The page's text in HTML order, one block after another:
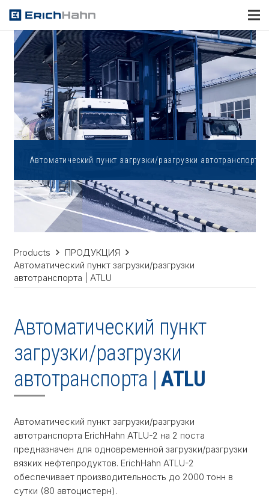
Автоматический пункт загрузки/разгрузки автотранспорта |
Products
ПРОДУКЦИЯ
Автоматический пункт загрузки/разгрузки
автотранспорта | ATLU
Автоматический пункт
загрузки/разгрузки
автотранспорта |ATLU
Автоматический пункт загрузки/разгрузки
автотранспорта ErichHahn ATLU-2 на 2 поста
предназначен для одновременной загрузки/разгрузки
вязких нефтепродуктов. ErichHahn ATLU-2
обеспечивает производительность до 2000 тонн в
сутки (80 автоцистерн).